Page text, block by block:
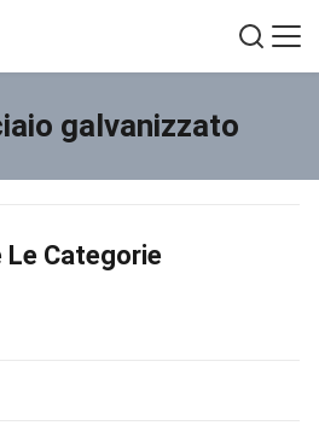
galvanizzato
Categorie